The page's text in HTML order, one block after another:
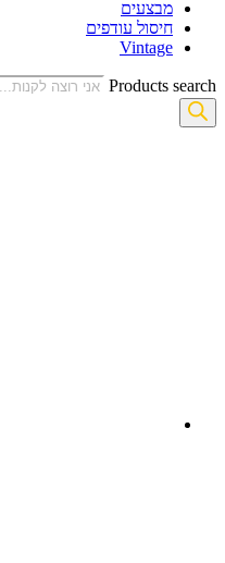
מבצעים
חיסול עודפים
Vintage
Products search